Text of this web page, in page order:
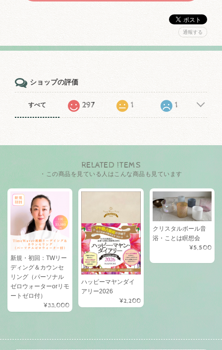
通報する
ショップの評価
すべて 297 1 1
RELATED ITEMS
・この商品を見ている人はこんな商品も見ています
新規・初回：TWリー
ディング＆カウンセ
リング（パーソナル
ゼロウォーターorリモ
ートゼロ付）
¥33,000
ハッピーマヤンダイ
アリー2026
¥2,200
クリスタルボール音
浴・ことは瞑想会
¥5,500